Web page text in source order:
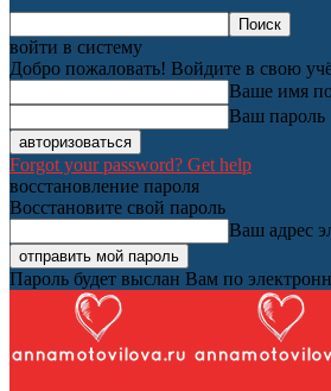
войти в систему
Добро пожаловать! Войдите в свою
Ваше имя
Ваш пароль
Forgot your password? Get help
восстановление пароля
Восстановите свой пароль
Ваш адрес
Пароль будет выслан Вам по